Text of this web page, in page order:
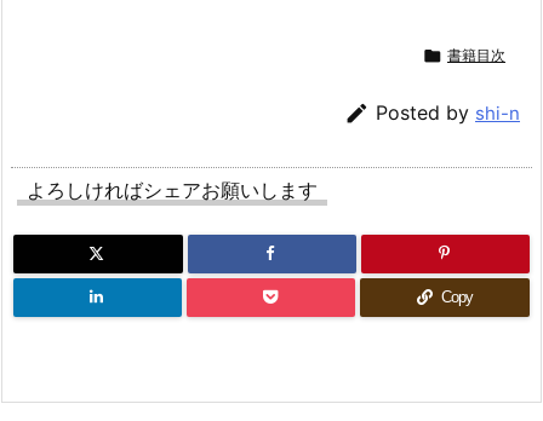
 書籍目次
 Posted by shi-n
よろしければシェアお願いします
Copy